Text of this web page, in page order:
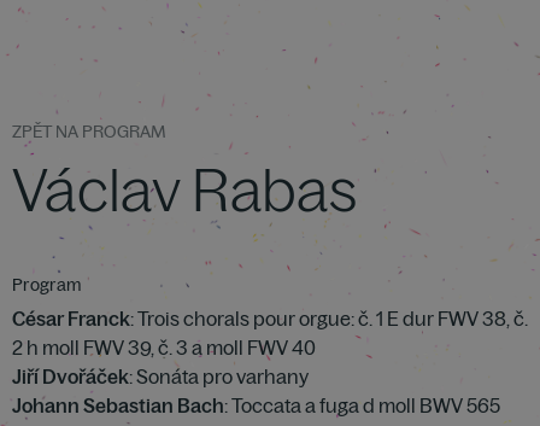
ZPĚT NA PROGRAM
Václav Rabas
Program
César Franck: Trois chorals pour orgue: č. 1 E dur FWV 38, č.
2 h moll FWV 39, č. 3 a moll FWV 40
Jiří Dvořáček: Sonáta pro varhany
Johann Sebastian Bach: Toccata a fuga d moll BWV 565